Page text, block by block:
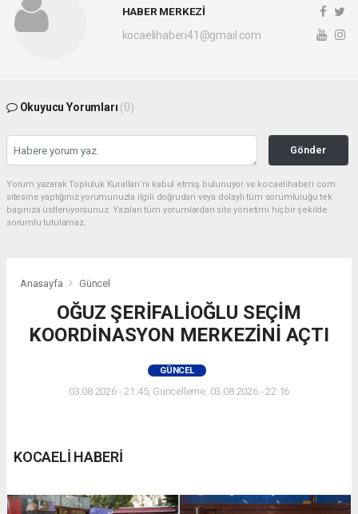
HABER MERKEZİ
kocaelihaberi41@gmail.com
Okuyucu Yorumları (0)
Gönder
Yorum yazarak Topluluk Kuralları’nı kabul etmiş bulunuyor ve kocaelihaberi.com
sitesine yaptığınız yorumunuzla ilgili doğrudan veya dolaylı tüm sorumluluğu tek
başınıza üstleniyorsunuz. Yazılan tüm yorumlardan site yönetimi hiçbir şekilde
sorumlu tutulamaz.
Anasayfa Güncel
OĞUZ ŞERİFALİOĞLU SEÇİM
KOORDİNASYON MERKEZİNİ AÇTI
GÜNCEL
03.08.2026 - 21:45, Güncelleme: 03.08.2026 - 22:16
KOCAELİ HABERİ